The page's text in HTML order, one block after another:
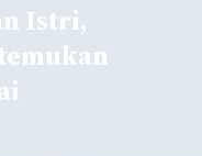
Istri,